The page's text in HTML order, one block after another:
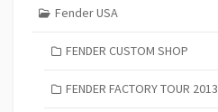
Fender USA
FENDER CUSTOM SHOP
FENDER FACTORY TOUR 2013